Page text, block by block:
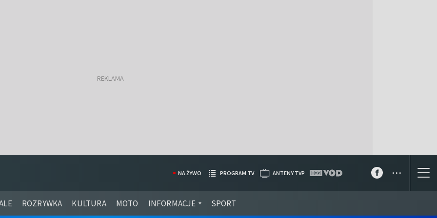
ROZRYWKA KULTURA MOTO INFORMACJE SPORT
NA ŻYWO PROGRAM TV ANTENY TVP ...